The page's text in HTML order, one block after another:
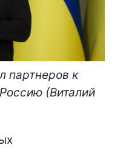
партнеров к
(Виталий